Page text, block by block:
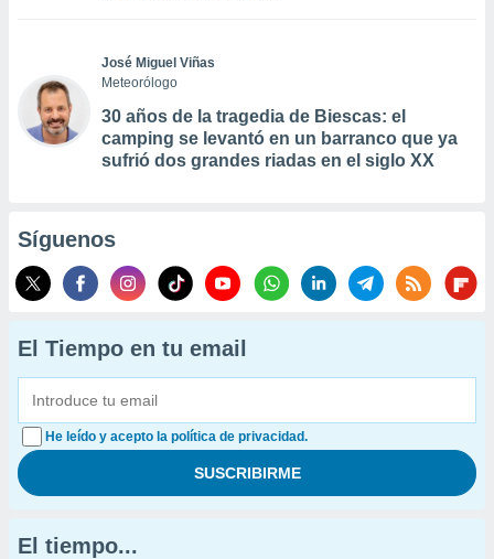
José Miguel Viñas
Meteorólogo
30 años de la tragedia de Biescas: el
camping se levantó en un barranco que ya
sufrió dos grandes riadas en el siglo XX
Síguenos
El Tiempo en tu email
He leído y acepto la política de privacidad.
El tiempo...